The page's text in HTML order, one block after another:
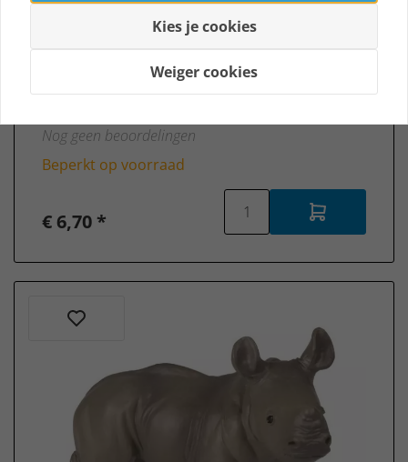
Nog geen beoordelingen
Beperkt op voorraad
€ 6,70 *
Kies je cookies
Weiger cookies